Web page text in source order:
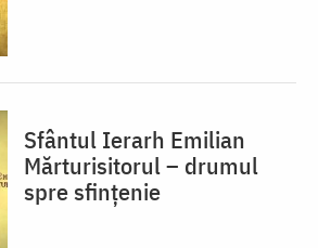
Sfântul Ierarh Emilian
Mărturisitorul – drumul
spre sfințenie